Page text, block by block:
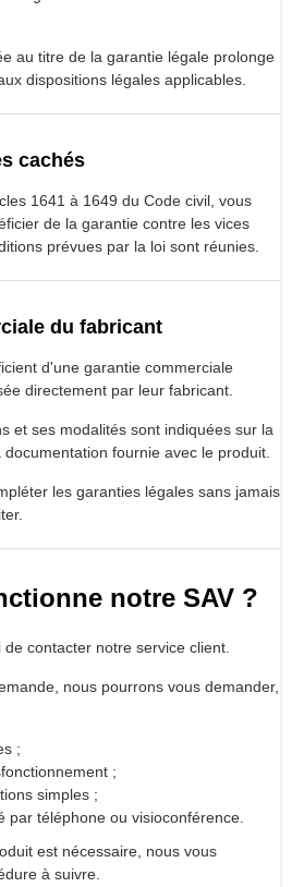
au titre de la garantie légale prolonge
dispositions légales applicables.
cachés
1641 à 1649 du Code civil, vous
de la garantie contre les vices
prévues par la loi sont réunies.
du fabricant
d'une garantie commerciale
directement par leur fabricant.
et ses modalités sont indiquées sur la
fournie avec le produit.
les garanties légales sans jamais
notre SAV ?
contacter notre service client.
nous pourrons vous demander,
;
;
simples ;
par téléphone ou visioconférence.
est nécessaire, nous vous
à suivre.